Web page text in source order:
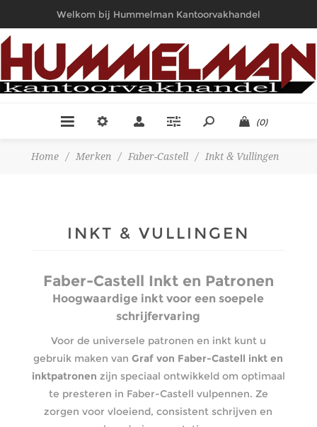
Welkom bij Hummelman Kantoorvakhandel
(0)
Home / Merken / Faber-Castell / Inkt & Vullingen
INKT & VULLINGEN
Faber-Castell Inkt en Patronen
Hoogwaardige inkt voor een soepele
schrijfervaring
Voor de universele patronen en inkt kunt u
gebruik maken vanGraf von Faber-Castell inkt en
inktpatronen zijn speciaal ontwikkeld om optimaal
te presteren in Faber-Castell vulpennen. Ze
zorgen voor vloeiend, consistent schrijven en